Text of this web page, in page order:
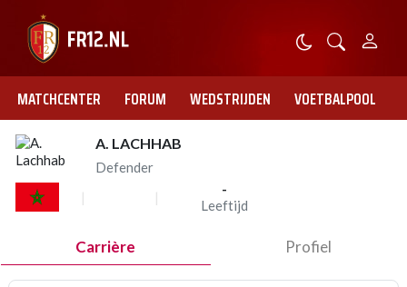
MATCHCENTER FORUM WEDSTRIJDEN VOETBALPOOL
A. LACHHAB
Defender
-
Leeftijd
Carrière Profiel